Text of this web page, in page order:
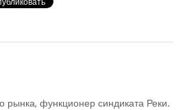
рынка, функционер синдиката Реки.